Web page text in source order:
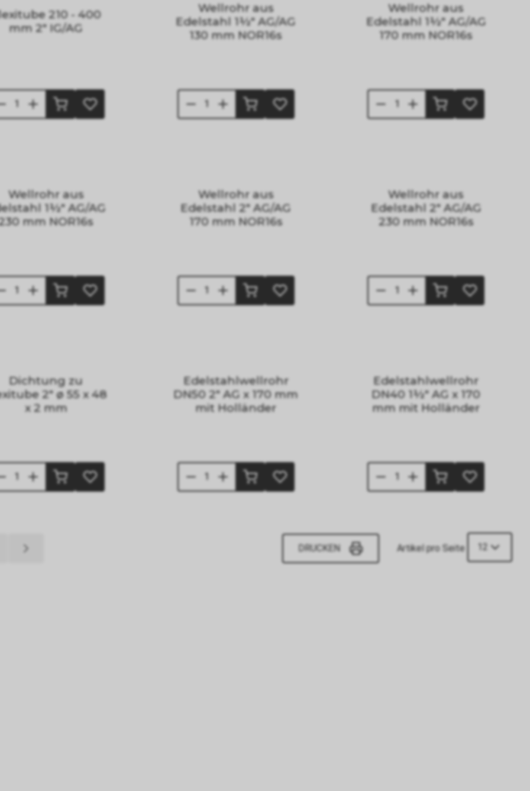
210 - 400
mm 2" IG/AG
Wellrohr aus
Edelstahl 1½" AG/AG
130 mm NOR16s
Wellrohr aus
Edelstahl 1½" AG/AG
170 mm NOR16s
Wellrohr aus
1½" AG/AG
mm NOR16s
Wellrohr aus
Edelstahl 2" AG/AG
170 mm NOR16s
Wellrohr aus
Edelstahl 2" AG/AG
230 mm NOR16s
Dichtung zu
2" ø 55 x 48
x 2 mm
Edelstahlwellrohr
DN50 2" AG x 170 mm
mit Holländer
Edelstahlwellrohr
DN40 1½" AG x 170
mm mit Holländer
Artikel pro Seite 12
DRUCKEN